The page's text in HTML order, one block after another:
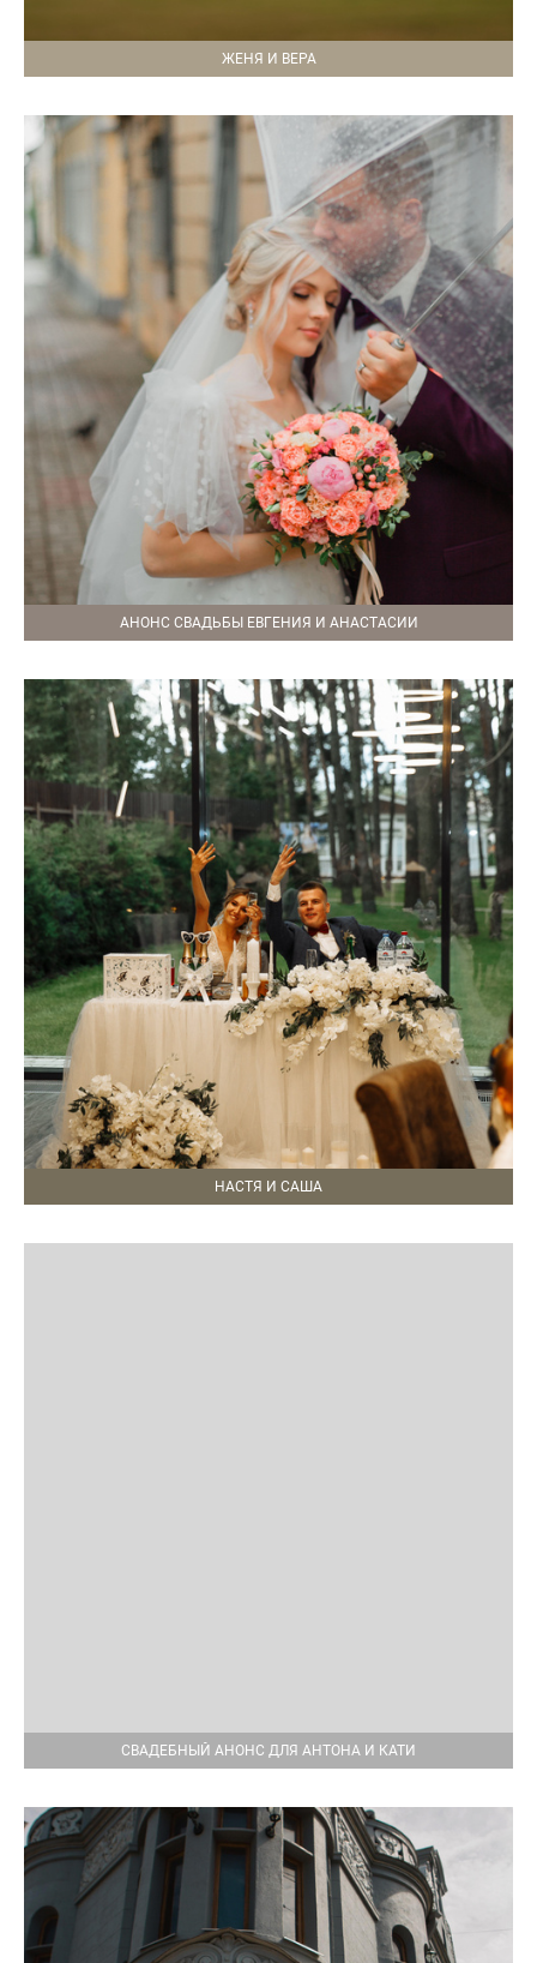
ЖЕНЯ И ВЕРА
АНОНС СВАДЬБЫ ЕВГЕНИЯ И АНАСТАСИИ
НАСТЯ И САША
СВАДЕБНЫЙ АНОНС ДЛЯ АНТОНА И КАТИ